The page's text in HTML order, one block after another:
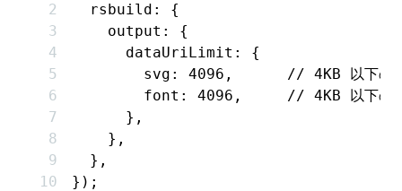
  rsbuild
:
{
    output
:
{
      dataUriLimit
:
{
        svg
: 4096 ,
// 4KB 以下の
        font
: 4096 ,
// 4KB 以下の
      }
,
    }
,
  }
,
});